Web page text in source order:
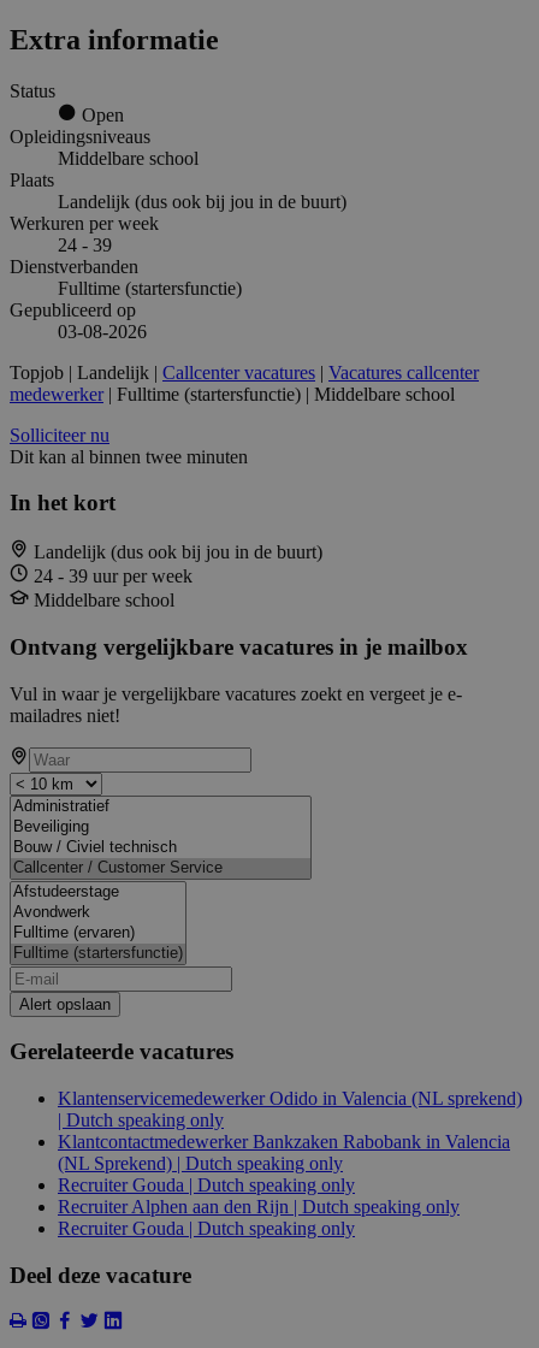
Extra informatie
Status
Open
Opleidingsniveaus
Middelbare school
Plaats
Landelijk (dus ook bij jou in de buurt)
Werkuren per week
24 - 39
Dienstverbanden
Fulltime (startersfunctie)
Gepubliceerd op
03-08-2026
Topjob | Landelijk | Callcenter vacatures | Vacatures callcenter
medewerker| Fulltime (startersfunctie) | Middelbare school
Solliciteer nu
Dit kan al binnen twee minuten
In het kort
Landelijk (dus ook bij jou in de buurt)
24 - 39 uur per week
Middelbare school
Ontvang vergelijkbare vacatures in je mailbox
Vul in waar je vergelijkbare vacatures zoekt en vergeet je e-
mailadres niet!
Alert opslaan
Gerelateerde vacatures
Klantenservicemedewerker Odido in Valencia (NL sprekend)
| Dutch speaking only
Klantcontactmedewerker Bankzaken Rabobank in Valencia
(NL Sprekend) | Dutch speaking only
Recruiter Gouda | Dutch speaking only
Recruiter Alphen aan den Rijn | Dutch speaking only
Recruiter Gouda | Dutch speaking only
Deel deze vacature